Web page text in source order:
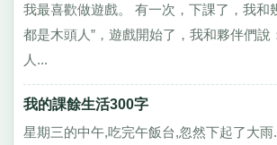
我最喜歡做遊戲。 有一次，下課了，我和
都是木頭人”，遊戲開始了，我和夥伴們說
人...
我的課餘生活300字
星期三的中午,吃完午飯台,忽然下起了大